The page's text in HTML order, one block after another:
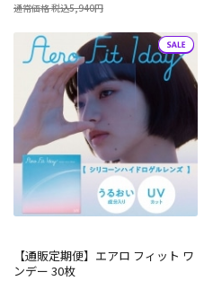
通常価格 税込5,940円
【通販定期便】エアロ フィット ワ
ンデー 30枚